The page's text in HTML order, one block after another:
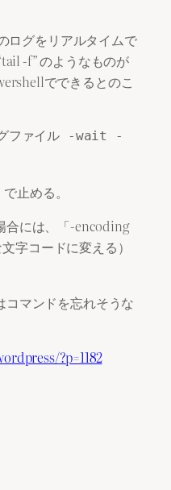
ログをリアルタイムで
-f” のようなものが
でできるとのこ
ファイル -wait -
止める。
合には、「-encoding
字コードに変える）
マンドを忘れそうな
?p=1182